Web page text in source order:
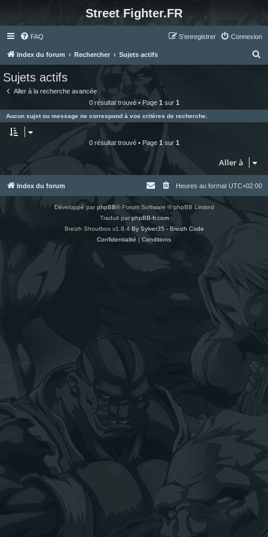
Street Fighter.FR
FAQ Connexion
S’enregistrer
Index du forum Rechercher Sujets actifs
e
r
Sujets actifs
Aller à la recherche avancée
0 résultat trouvé • Page 1 sur 1
Aucun sujet ou message ne correspond à vos critères de recherche.
0 résultat trouvé • Page 1 sur 1
Aller à
Index du forum Heures au format UTC+02:00
Développé parphpBB® Forum Software © phpBB Limited
Traduit parphpBB-fr.com
Breizh Shoutbox v1.8.4 By Sylver35 - Breizh Code
Confidentialité | Conditions